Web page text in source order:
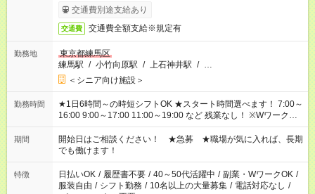
完了次第のお支払いとなります。
交通費別途支給あり
交通費 交通費全額支給※規定有
勤務地
東京都練馬区
練馬駅 / 小竹向原駅 / 上石神井駅 / …
＜シニア向け施設＞
勤務時間
★1日6時間～の時短シフトOK ★スタート時間選べます！ 7:00～
16:00 9:00～17:00 11:00～19:00 など 残業なし！ ※Wワークの
場合、他のお仕事と合わせ週40時間超の就業はご案内できませ
ん ※法令に基づき、週20時間以上勤務は社会保険への加入対象
となります ※労働者派遣法（日雇い派遣の原則禁止）により、
短時間・短期間の就業はご案内が難しい場合があります
期間
開始日はご相談ください！ ★急募 ★職場が気に入れば、長期
でも働けます！
特徴 日払いOK / 履歴書不要 / 40～50代活躍中 / 副業・WワークOK /
服装自由 / シフト勤務 / 10名以上の大量募集 / 電話対応なし /